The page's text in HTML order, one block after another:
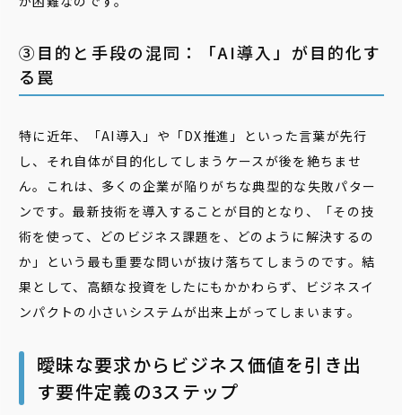
③目的と手段の混同：「AI導入」が目的化す
る罠
特に近年、「AI導入」や「DX推進」といった言葉が先行
し、それ自体が目的化してしまうケースが後を絶ちませ
ん。これは、多くの企業が陥りがちな典型的な失敗パター
ンです。最新技術を導入することが目的となり、「その技
術を使って、どのビジネス課題を、どのように解決するの
か」という最も重要な問いが抜け落ちてしまうのです。結
果として、高額な投資をしたにもかかわらず、ビジネスイ
ンパクトの小さいシステムが出来上がってしまいます。
曖昧な要求からビジネス価値を引き出
す要件定義の3ステップ